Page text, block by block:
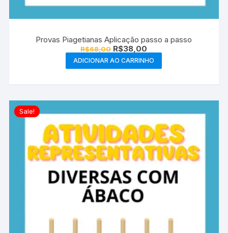
Provas Piagetianas Aplicação passo a passo
R$68,00 O
preço
original
era:
R$38,00
preço
atual
é:
ADICIONAR AO CARRINHO
Sale!